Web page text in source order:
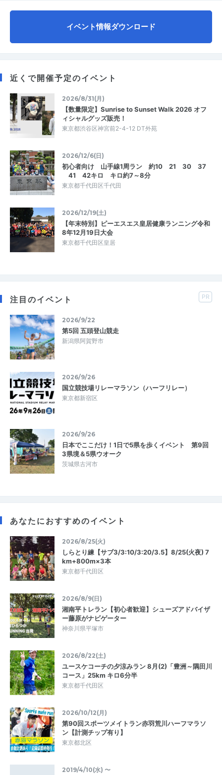
イベント情報ダウンロード
近くで開催予定のイベント
2026/8/31(月)
【数量限定】Sunrise to Sunset Walk 2026 オフ
ィシャルグッズ販売！
東京都渋谷区神宮前2-4-12 DT外苑
2026/12/6(日)
初心者向け 山手線1周ラン 約10 21 30 37
41 42キロ キロ約7～8分
東京都千代田区千代田
2026/12/19(土)
【年末特別】ピーエスエス皇居健康ランニング令和
8年12月19日大会
東京都千代田区皇居
注目のイベント PR
2026/9/22
第5回 五頭登山競走
新潟県阿賀野市
2026/9/26
国立競技場リレーマラソン（ハーフリレー）
東京都新宿区
2026/9/26
日本でここだけ！1日で5県を歩くイベント 第9回
3県境＆5県ウオーク
茨城県古河市
あなたにおすすめのイベント
2026/8/25(火)
しらとり練【サブ3/3:10/3:20/3.5】8/25(火夜) 7
km+800m×3本
東京都千代田区
2026/8/9(日)
湘南平トレラン【初心者歓迎】シューズアドバイザ
ー藤原がナビゲーター
神奈川県平塚市
2026/8/22(土)
ユースケコーチの夕涼みラン 8月(2)「豊洲～隅田川
コース」25km キロ6分半
東京都千代田区
2026/10/12(月)
第90回スポーツメイトラン赤羽荒川ハーフマラソ
ン【計測チップ有り】
東京都北区
2019/4/10(水) 〜